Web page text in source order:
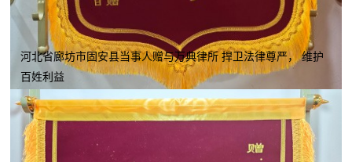
河北省廊坊市固安县当事人赠与万典律所 捍卫法律尊严， 维护
百姓利益